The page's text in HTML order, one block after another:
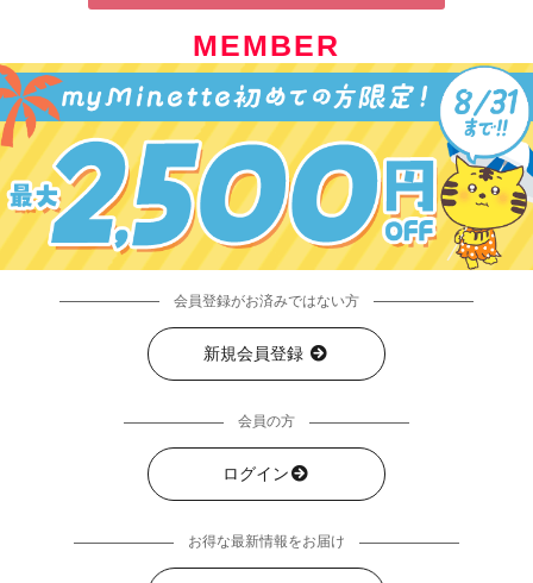
MEMBER
会員登録がお済みではない方
新規会員登録
会員の方
ログイン
お得な最新情報をお届け